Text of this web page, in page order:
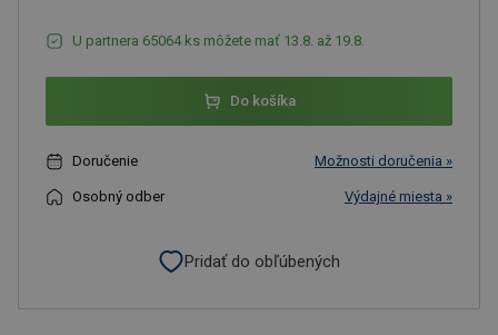
U partnera 65064 ks môžete mať 13.8. až 19.8.
Do košíka
Doručenie Možnosti doručenia »
Osobný odber Výdajné miesta »
Pridať do obľúbených